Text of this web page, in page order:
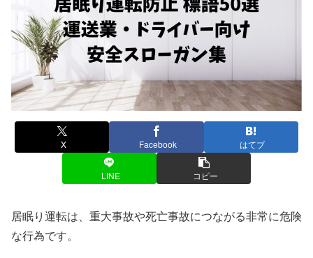
X Facebook はてブ
LINE コピー
居眠り運転は、重大事故や死亡事故につながる非常に危険
な行為です。